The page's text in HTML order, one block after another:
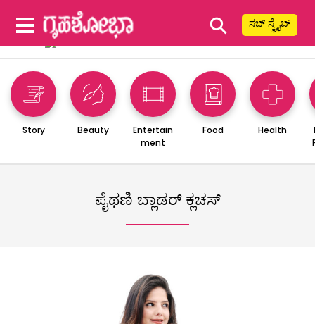
⚲ ಸಬ್ ಸ್ಕ್ರೈಬ್
Story Beauty
Entertain
ment
Food Health
ಪೈಥಣಿ ಬ್ಲಾಡರ್ ಕ್ಲಚಸ್